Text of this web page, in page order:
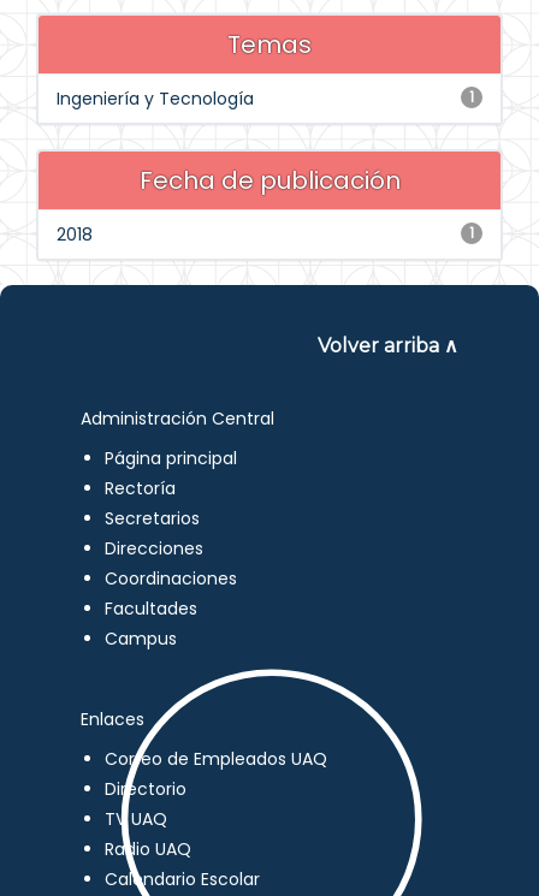
Temas
1
Ingeniería y Tecnología
Fecha de publicación
1
2018
Volver arriba ∧
Administración Central
Página principal
Rectoría
Secretarios
Direcciones
Coordinaciones
Facultades
Campus
Enlaces
Correo de Empleados UAQ
Directorio
TV UAQ
Radio UAQ
Calendario Escolar